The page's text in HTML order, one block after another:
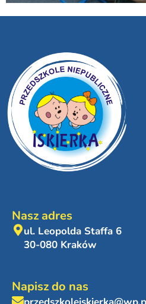
Nasz adres
ul. Leopolda Staffa 6
30-080 Kraków
Napisz do nas